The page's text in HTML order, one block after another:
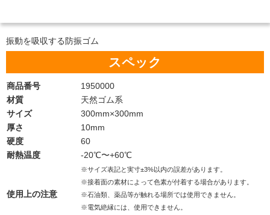
振動を吸収する防振ゴム
スペック
商品番号
1950000
材質
天然ゴム系
サイズ
300mm×300mm
厚さ
10mm
硬度
60
耐熱温度
-20℃〜+60℃
使用上の注意
※サイズ表記と実寸±3%以内の誤差があります。
※接着面の素材によって色素が付着する場合があります。
※石油類、薬品等が触れる場所では使用できません。
※電気絶縁には、使用できません。